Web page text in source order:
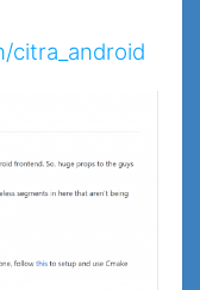
citra_android